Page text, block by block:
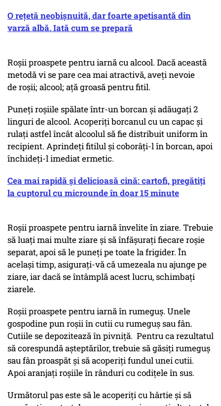
O rețetă neobișnuită, dar foarte apetisantă din
varză albă. Iată cum se prepară
Roșii proaspete pentru iarnă cu alcool. Dacă această
metodă vi se pare cea mai atractivă, aveți nevoie
de roșii; alcool; ață groasă pentru fitil.
Puneți roșiile spălate într-un borcan și adăugați 2
linguri de alcool. Acoperiți borcanul cu un capac și
rulați astfel încât alcoolul să fie distribuit uniform în
recipient. Aprindeți fitilul și coborâți-l în borcan, apoi
închideți-l imediat ermetic.
Cea mai rapidă și delicioasă cină: cartofi, pregătiți
la cuptorul cu microunde în doar 15 minute
Roșii proaspete pentru iarnă învelite în ziare. Trebuie
să luați mai multe ziare și să înfășurați fiecare roșie
separat, apoi să le puneți pe toate la frigider. În
același timp, asigurați-vă că umezeala nu ajunge pe
ziare, iar dacă se întâmplă acest lucru, schimbați
ziarele.
Roșii proaspete pentru iarnă în rumeguș. Unele
gospodine pun roșii în cutii cu rumeguș sau fân.
Cutiile se depozitează în pivniță. Pentru ca rezultatul
să corespundă așteptărilor, trebuie să găsiți rumeguș
sau fân proaspăt și să acoperiți fundul unei cutii.
Apoi aranjați roșiile în rânduri cu codițele în sus.
Următorul pas este să le acoperiți cu hârtie și să